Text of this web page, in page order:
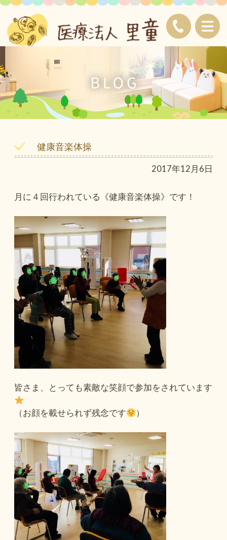
健康音楽体操
2017年12月6日
月に４回行われている《健康音楽体操》です！
皆さま、とっても素敵な笑顔で参加をされています
（お顔を載せられず残念です ）